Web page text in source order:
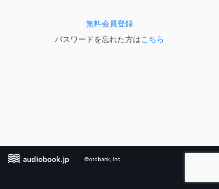
無料会員登録
パスワードを忘れた方はこちら
©otobank, Inc.